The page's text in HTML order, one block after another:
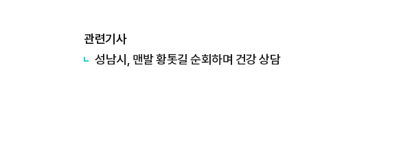
관련기사
성남시, 맨발 황톳길 순회하며 건강 상담